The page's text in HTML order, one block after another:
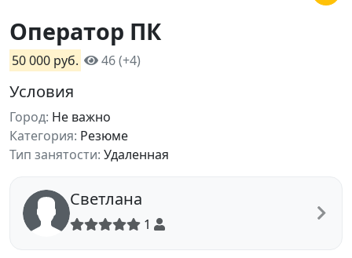
Оператор ПК
50 000 руб. 46 (+4)
Условия
Город: Не важно
Категория: Резюме
Тип занятости: Удаленная
Светлана
1